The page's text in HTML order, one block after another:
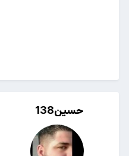
حسین138